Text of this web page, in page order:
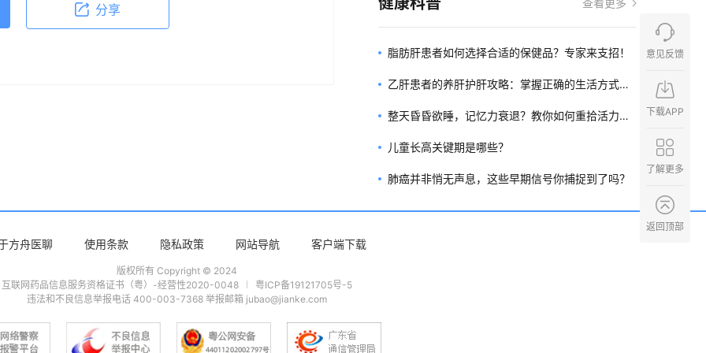
分享 查看更多
脂肪肝患者如何选择合适的保健品？专家来支招！
乙肝患者的养肝护肝攻略：掌握正确的生活方式，
让肝脏重获健康
整天昏昏欲睡，记忆力衰退？教你如何重拾活力与
专注力！
儿童长高关键期是哪些？
肺癌并非悄无声息，这些早期信号你捕捉到了吗？
方舟医聊 使用条款 隐私政策 网站导航 客户端下载
版权所有 Copyright © 2024
互联网药品信息服务资格证书（粤）-经营性2020-0048
粤ICP备19121705号-5
违法和不良信息举报电话 400-003-7368 举报邮箱 jubao@jianke.com
意见反馈
下载APP
了解更多
返回顶部